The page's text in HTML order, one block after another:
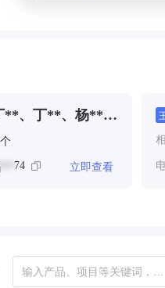
**、丁**、杨**、
、贾**、赵**、
个
74 立即查看